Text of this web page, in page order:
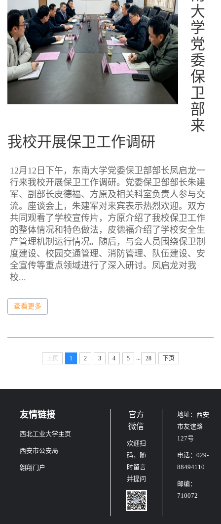
大
学
党
委
保
卫
部
来
我校开展保卫工作调研
12月12日下午，东南大学党委保卫部部长凤启龙一
行来我校开展保卫工作调研。党委保卫部部长朱建
军、副部长皮德福、方原及相关科室负责人参与交
流。座谈会上，朱建军对来宾表示热烈欢迎。双方
共同观看了学校宣传片，方原介绍了我校保卫工作
的整体情况和特色做法，皮德福介绍了学校安全生
产管理机制运行情况。随后，与会人员围绕保卫制
度建设、校园交通管理、消防管理、队伍建设、安
全宣传等重点领域进行了深入研讨。凤启龙对我
校...
查看更多
上页 1 2 3 4 5 28 下页
友情链接
西北工业大学主页
西安市公安局
翱翔门户
官方
微信
欢迎扫
码，随
时留言
并提问
地址：西安
市友谊路
127号
电话：029-
88494110
邮编：
710072